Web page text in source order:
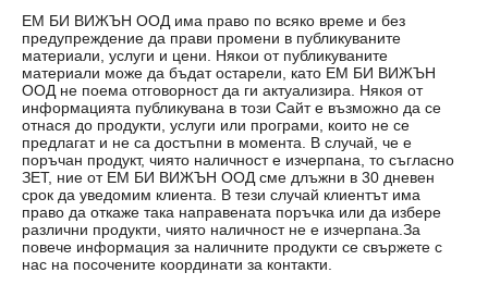
ЕМ БИ ВИЖЪН ООД има право по всяко време и без
предупреждение да прави промени в публикуваните
материали, услуги и цени. Някои от публикуваните
материали може да бъдат остарели, като ЕМ БИ ВИЖЪН
ООД не поема отговорност да ги актуализира. Някоя от
информацията публикувана в този Сайт е възможно да се
отнася до продукти, услуги или програми, които не се
предлагат и не са достъпни в момента. В случай, че е
поръчан продукт, чиято наличност е изчерпана, то съгласно
ЗЕТ, ние от ЕМ БИ ВИЖЪН ООД сме длъжни в 30 дневен
срок да уведомим клиента. В тези случай клиентът има
право да откаже така направената поръчка или да избере
различни продукти, чиято наличност не е изчерпана.За
повече информация за наличните продукти се свържете с
нас на посочените координати за контакти.